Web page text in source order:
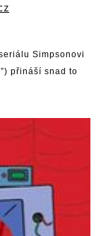
Simpsonovi
přináší snad to